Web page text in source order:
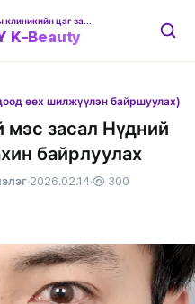
K-Beauty
өөх шилжүүлэн байршуулах)
мэс засал Нүдний
байрлуулах
·2026.02.14· 300